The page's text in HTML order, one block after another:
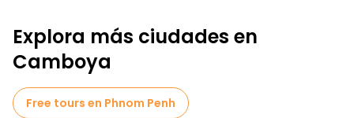
Tours mercados en Siem Reap
Tours de degustación locales en Siem Reap
Free tours de un día en Siem Reap
Explora más ciudades en
Camboya
Free tours en Phnom Penh